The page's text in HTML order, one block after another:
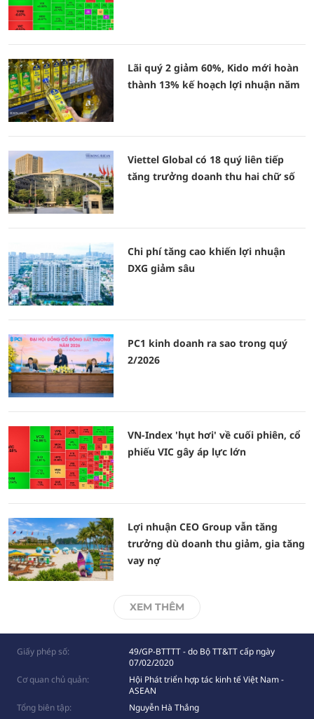
Lãi quý 2 giảm 60%, Kido mới hoàn
thành 13% kế hoạch lợi nhuận năm
Viettel Global có 18 quý liên tiếp
tăng trưởng doanh thu hai chữ số
Chi phí tăng cao khiến lợi nhuận
DXG giảm sâu
PC1 kinh doanh ra sao trong quý
2/2026
VN-Index 'hụt hơi' về cuối phiên, cổ
phiếu VIC gây áp lực lớn
Lợi nhuận CEO Group vẫn tăng
trưởng dù doanh thu giảm, gia tăng
vay nợ
XEM THÊM
Giấy phép số:
49/GP-BTTTT - do Bộ TT&TT cấp ngày
07/02/2020
Cơ quan chủ quản:
Hội Phát triển hợp tác kinh tế Việt Nam -
ASEAN
Tổng biên tập:
Nguyễn Hà Thắng